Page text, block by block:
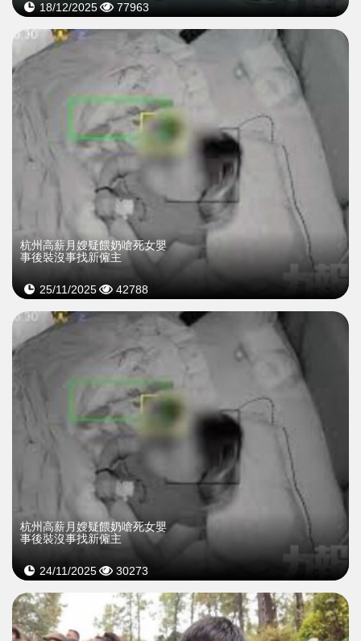
18/12/2025 77963
杭州高薪月嫂疑餵奶嗆死女嬰
事後裝沒事找新僱主
25/11/2025 42788
杭州高薪月嫂疑餵奶嗆死女嬰
事後裝沒事找新僱主
24/11/2025 30273